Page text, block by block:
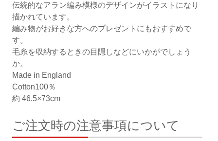
伝統的なアラン編み模様のデザインがイラストになり
描かれています。
編み物がお好きな方へのプレゼントにもおすすめで
す。
毛糸を収納するときの目隠しなどにいかがでしょう
か。
Made in England
Cotton100％
約 46.5×73cm
ご注文時の注意事項について